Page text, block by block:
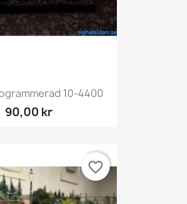
10-4400
90,00 kr
favorite_border